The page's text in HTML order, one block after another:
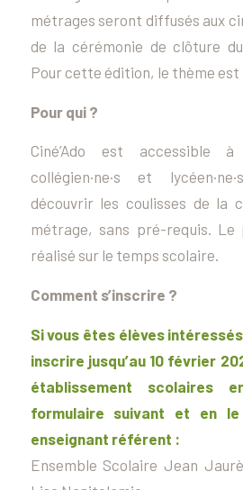
métrages seront diffusés aux
de la cérémonie de clôture du
Pour cette édition, le thème est
Pour qui ?
Ciné’Ado est accessible
collégien·ne·s et
découvrir les coulisses de la
métrage, sans pré-requis. Le
réalisé sur le temps scolaire.
Comment s’inscrire ?
Si vous êtes élèves
inscrire jusqu’au 10 février
établissement scolaires
formulaire suivant et en
enseignant référent :
Ensemble Scolaire Jean